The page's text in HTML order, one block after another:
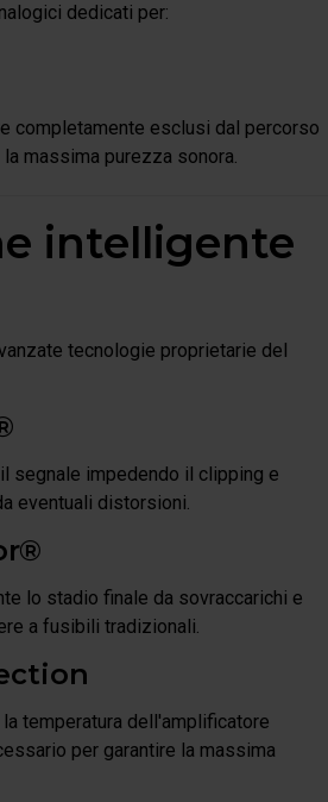
dedicati per:
completamente esclusi dal percorso
massima purezza sonora.
intelligente
tecnologie proprietarie del
segnale impedendo il clipping e
eventuali distorsioni.
lo stadio finale da sovraccarichi e
a fusibili tradizionali.
temperatura dell'amplificatore
per garantire la massima